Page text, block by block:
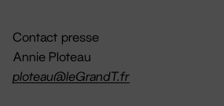
Contact presse
Annie Ploteau
ploteau@leGrandT.fr